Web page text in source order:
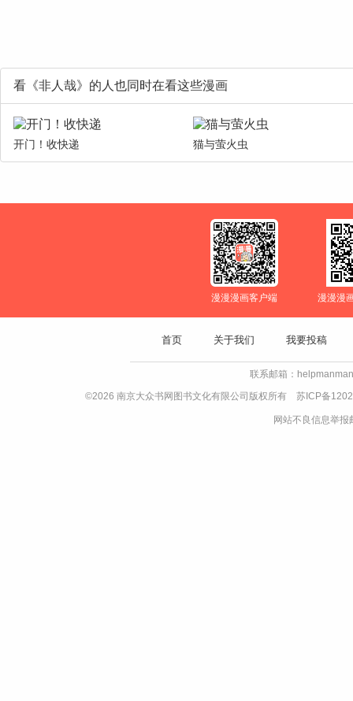
看《非人哉》的人也同时在看这些漫画
开门！收快递 猫与萤火虫
漫漫漫画客户端 漫漫漫
首页 关于我们 我要投稿
联系邮箱：
©2026 南京大众书网图书文化有限公司版权所有 苏ICP备
网站不良信息举